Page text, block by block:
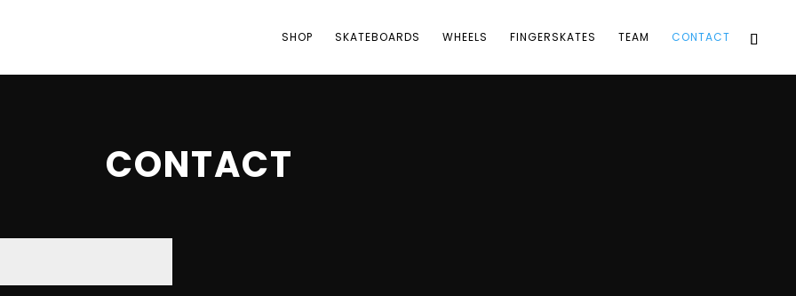
SHOP SKATEBOARDS WHEELS FINGERSKATES TEAM CONTACT
CONTACT